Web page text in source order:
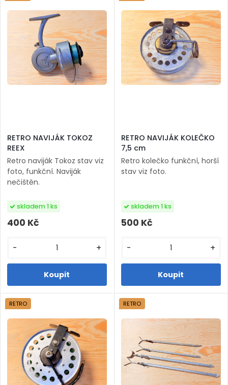
RETRO NAVIJÁK TOKOZ
REEX
Retro naviják Tokoz stav viz
foto, funkční. Naviják
nečištěn.
400 Kč
skladem 1 ks
- +
RETRO NAVIJÁK KOLEČKO
7,5 cm
Retro kolečko funkční, horší
stav viz foto.
500 Kč
skladem 1 ks
- +
RETRO RETRO